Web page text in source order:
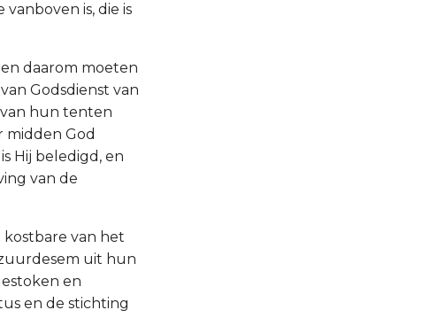
is, die is
daarom moeten
Godsdienst van
hun tenten
midden God
Hij beledigd, en
van de
van het
uit hun
en
en de stichting